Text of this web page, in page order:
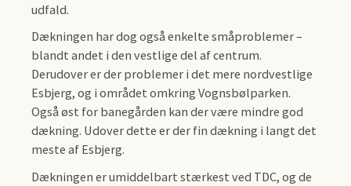
udfald.
Dækningen har dog også enkelte småproblemer –
blandt andet i den vestlige del af centrum.
Derudover er der problemer i det mere nordvestlige
Esbjerg, og i området omkring Vognsbølparken.
Også øst for banegården kan der være mindre god
dækning. Udover dette er der fin dækning i langt det
meste af Esbjerg.
Dækningen er umiddelbart stærkest ved TDC, og de